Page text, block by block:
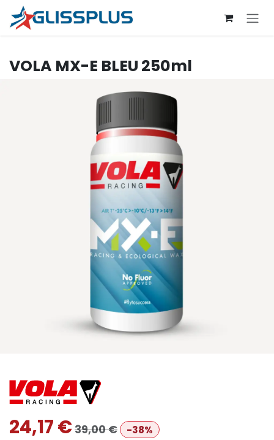
Se rendre au contenu
VOLA MX-E BLEU 250ml
24,17€39,00€ -38%